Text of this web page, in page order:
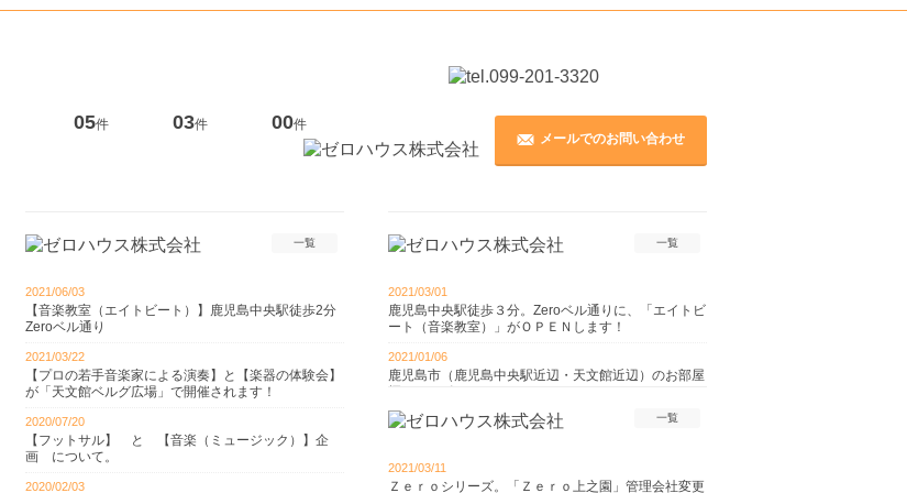
05件 03件 00件
メールでのお問い合わせ
一覧
2021/06/03
【音楽教室（エイトビート）】鹿児島中央駅徒歩2分
Zeroベル通り
2021/03/22
【プロの若手音楽家による演奏】と【楽器の体験会】
が「天文館ベルグ広場」で開催されます！
2020/07/20
【フットサル】 と 【音楽（ミュージック）】企
画 について。
2020/02/03
一覧
2021/03/01
鹿児島中央駅徒歩３分。Zeroベル通りに、「エイトビ
ート（音楽教室）」がＯＰＥＮします！
2021/01/06
鹿児島市（鹿児島中央駅近辺・天文館近辺）のお部屋
2020/12/28
2020/07/20
賃貸入居で【初期費用】はいくらかかります
一覧
2021/03/11
Ｚｅｒｏシリーズ。「Ｚｅｒｏ上之園」管理会社変更